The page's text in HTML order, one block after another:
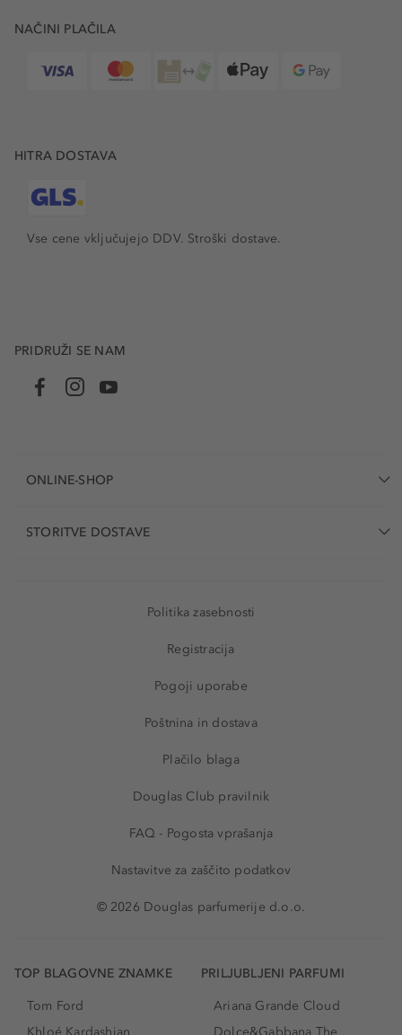
NAČINI PLAČILA
HITRA DOSTAVA
Vse cene vključujejo DDV. Stroški dostave.
PRIDRUŽI SE NAM
ONLINE-SHOP
STORITVE DOSTAVE
Politika zasebnosti
Registracija
Pogoji uporabe
Poštnina in dostava
Plačilo blaga
Douglas Club pravilnik
FAQ - Pogosta vprašanja
Nastavitve za zaščito podatkov
© 2026 Douglas parfumerije d.o.o.
TOP BLAGOVNE ZNAMKE
Tom Ford
Khloé Kardashian
PRILJUBLJENI PARFUMI
Ariana Grande Cloud
Dolce&Gabbana The